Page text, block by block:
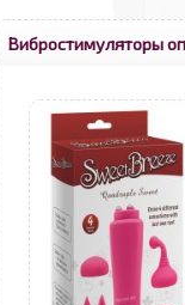
Вибростимуляторы